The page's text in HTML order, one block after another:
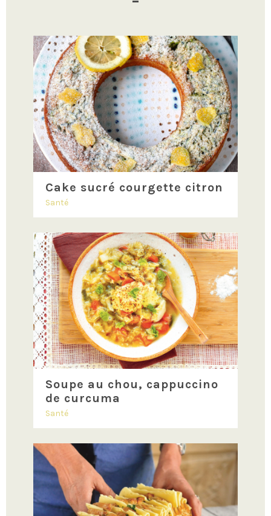
Cake sucré courgette citron
Santé
Soupe au chou, cappuccino
de curcuma
Santé